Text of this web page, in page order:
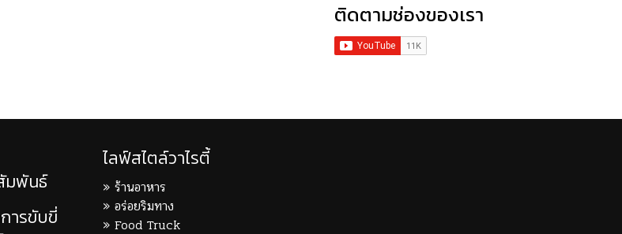
ติดตามช่องของเรา
มพันธ์
ารขับขี่
ไลฟ์สไตล์วาไรตี้
ร้านอาหาร
อร่อยริมทาง
Food Truck